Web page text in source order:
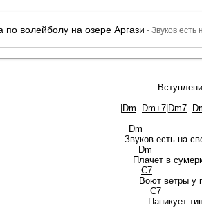
по волейболу на озере Аргази - Звуков есть
|Dm Dm+7|Dm7
Звуков есть на
Плачет в
C7
Воют ветры у
Паникует